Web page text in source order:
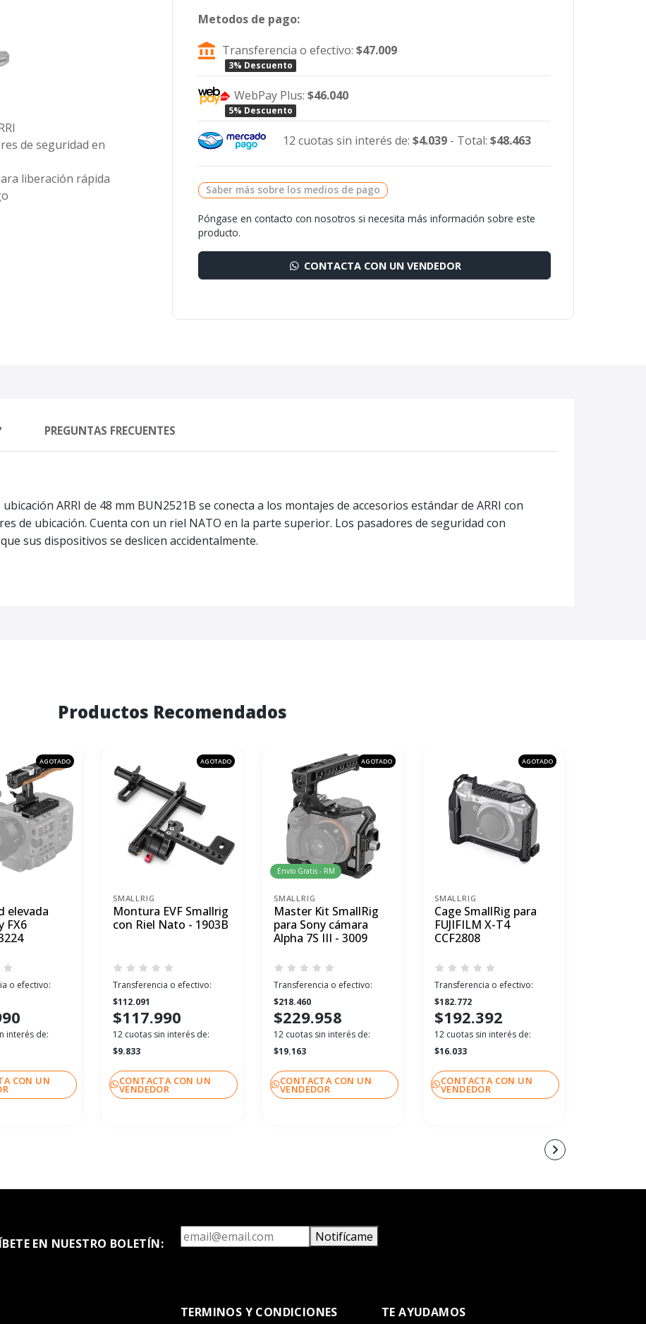
de seguridad en
liberación rápida
Metodos de pago:
Transferencia o efectivo:$47.009
3% Descuento
WebPay Plus:$46.040
5% Descuento
12 cuotas sin interés de: $4.039- Total: $48.463
Saber más sobre los medios de pago
Póngase en contacto con nosotros si necesita más información sobre este
producto.
CONTACTA CON UN VENDEDOR
PREGUNTAS FRECUENTES
ARRI de 48 mm BUN2521B se conecta a los montajes de accesorios estándar de ARRI con
de ubicación. Cuenta con un riel NATO en la parte superior. Los pasadores de seguridad con
sus dispositivos se deslicen accidentalmente.
Productos Recomendados
AGOTADO
elevada
FX6
o efectivo:
interés de:
CON UN
AGOTADO
SMALLRIG
Montura EVF Smallrig
con Riel Nato - 1903B
Transferencia o efectivo:
$112.091
$117.990
12 cuotas sin interés de:
$9.833
CONTACTA CON UN
VENDEDOR
AGOTADO
Envío Gratis - RM
SMALLRIG
Master Kit SmallRig
para Sony cámara
Alpha 7S III - 3009
Transferencia o efectivo:
$218.460
$229.958
12 cuotas sin interés de:
$19.163
CONTACTA CON UN
VENDEDOR
AGOTADO
SMALLRIG
Cage SmallRig para
FUJIFILM X-T4
CCF2808
Transferencia o efectivo:
$182.772
$192.392
12 cuotas sin interés de:
$16.033
CONTACTA CON UN
VENDEDOR
EN NUESTRO BOLETÍN: Notifícame
TERMINOS Y CONDICIONES TE AYUDAMOS